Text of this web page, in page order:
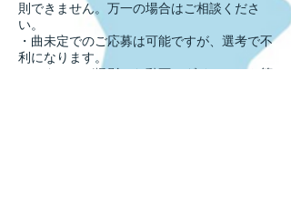
則できません。万一の場合はご相談くださ
い。
・曲未定でのご応募は可能ですが、選考で不
利になります。
・スタッフが撮影した動画はダイジェスト等